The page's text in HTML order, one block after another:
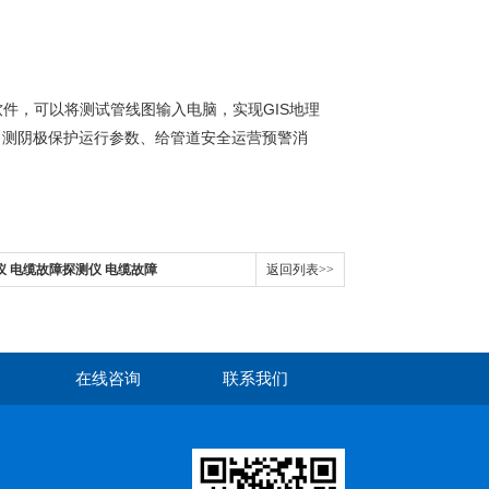
，可以将测试管线图输入电脑，实现GIS地理
阴极保护运行参数、给管道安全运营预警消
电缆故障探测仪 电缆故障 返回列表>>
在线咨询 联系我们